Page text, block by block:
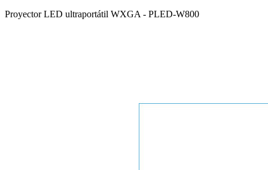
Proyector LED ultraportátil WXGA - PLED-W800